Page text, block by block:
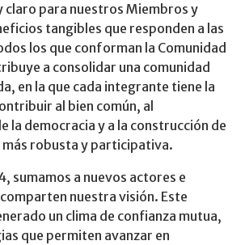
claro para nuestros Miembros y
tangibles que responden a las
los que conforman la Comunidad
a consolidar una comunidad
en la que cada integrante tiene la
al bien común, al
la democracia y a la construcción de
más robusta y participativa.
sumamos a nuevos actores e
nuestra visión. Este
un clima de confianza mutua,
que permiten avanzar en